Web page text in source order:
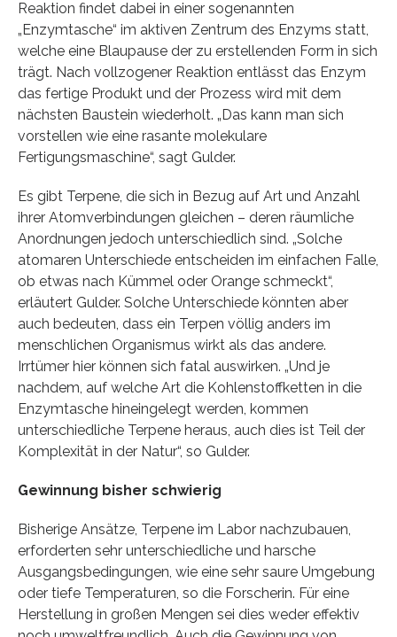
Reaktion findet dabei in einer sogenannten
„Enzymtasche“ im aktiven Zentrum des Enzyms statt,
welche eine Blaupause der zu erstellenden Form in sich
trägt. Nach vollzogener Reaktion entlässt das Enzym
das fertige Produkt und der Prozess wird mit dem
nächsten Baustein wiederholt. „Das kann man sich
vorstellen wie eine rasante molekulare
Fertigungsmaschine“, sagt Gulder.
Es gibt Terpene, die sich in Bezug auf Art und Anzahl
ihrer Atomverbindungen gleichen – deren räumliche
Anordnungen jedoch unterschiedlich sind. „Solche
atomaren Unterschiede entscheiden im einfachen Falle,
ob etwas nach Kümmel oder Orange schmeckt“,
erläutert Gulder. Solche Unterschiede könnten aber
auch bedeuten, dass ein Terpen völlig anders im
menschlichen Organismus wirkt als das andere.
Irrtümer hier können sich fatal auswirken. „Und je
nachdem, auf welche Art die Kohlenstoffketten in die
Enzymtasche hineingelegt werden, kommen
unterschiedliche Terpene heraus, auch dies ist Teil der
Komplexität in der Natur“, so Gulder.
Gewinnung bisher schwierig
Bisherige Ansätze, Terpene im Labor nachzubauen,
erforderten sehr unterschiedliche und harsche
Ausgangsbedingungen, wie eine sehr saure Umgebung
oder tiefe Temperaturen, so die Forscherin. Für eine
Herstellung in großen Mengen sei dies weder effektiv